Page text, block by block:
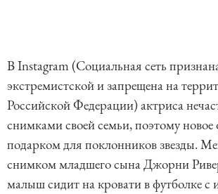
В Instagram (Социальная сеть
экстремистской и запрещена на
Российской Федерации) актриса
снимками своей семьи, поэтому новое
подарком для поклонников звезды.
снимком младшего сына Джорни
малыш сидит на кровати в футболке